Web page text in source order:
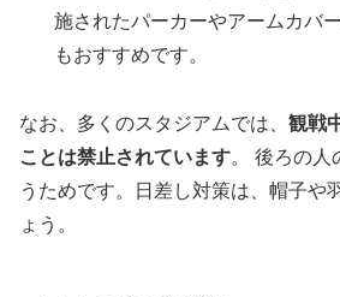
施されたパーカーやアームカバ
もおすすめです。
なお、多くのスタジアムでは、 観戦
ことは禁止されています。 後ろの人
うためです。日差し対策は、帽子や
ょう。